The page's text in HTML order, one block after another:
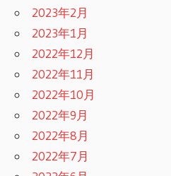
2023年2月
2023年1月
2022年12月
2022年11月
2022年10月
2022年9月
2022年8月
2022年7月